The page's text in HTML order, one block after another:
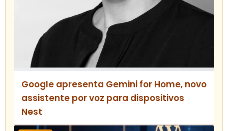
Google apresenta Gemini for Home, novo
assistente por voz para dispositivos
Nest